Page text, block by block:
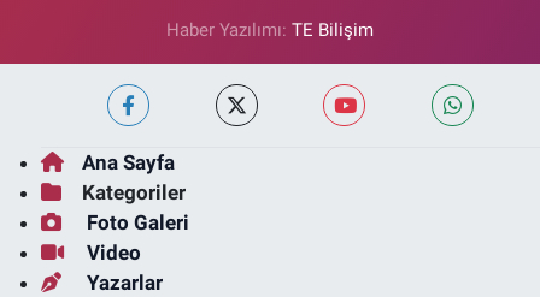
Haber Yazılımı: TE Bilişim
Ana Sayfa
Kategoriler
Foto Galeri
Video
Yazarlar